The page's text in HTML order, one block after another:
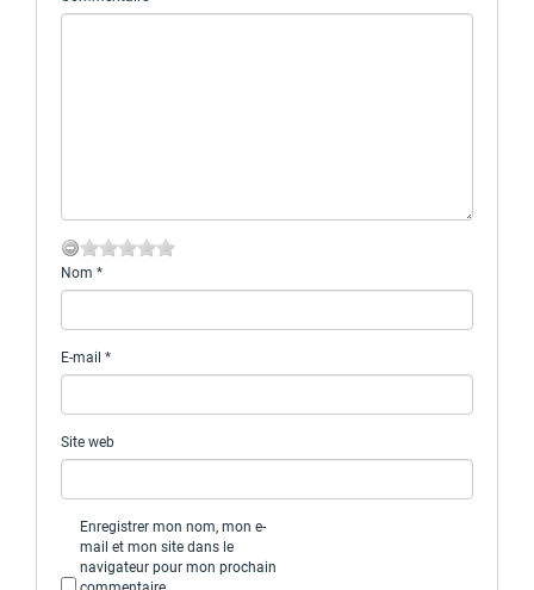
Nom *
E-mail *
Site web
Enregistrer mon nom, mon e-
mail et mon site dans le
navigateur pour mon prochain